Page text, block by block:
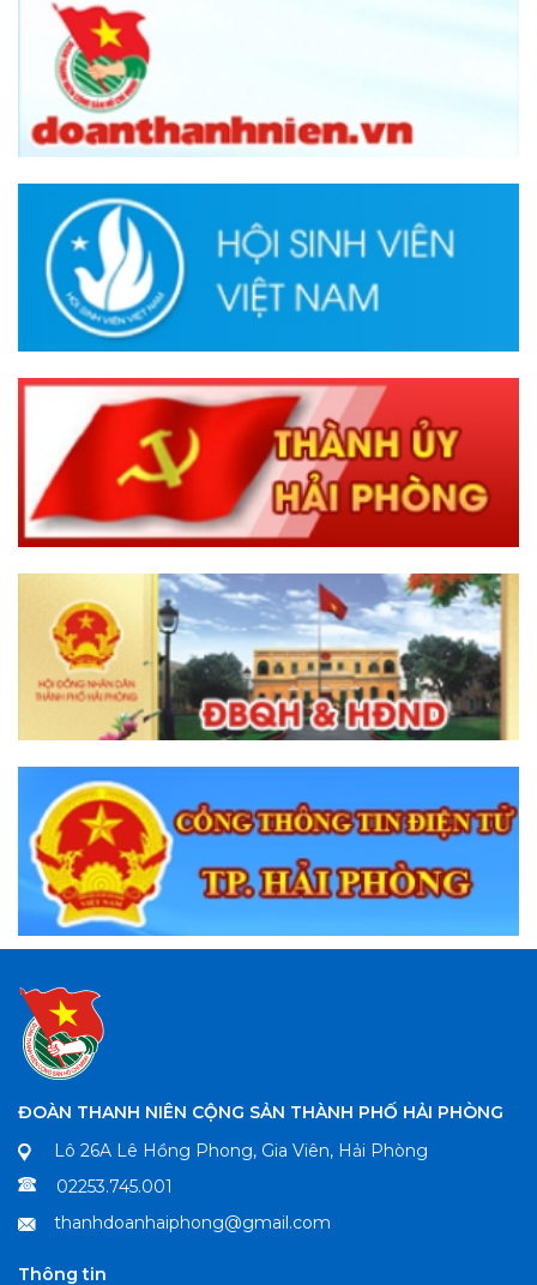
ĐOÀN THANH NIÊN CỘNG SẢN THÀNH PHỐ HẢI PHÒNG
Lô 26A Lê Hồng Phong, Gia Viên, Hải Phòng
02253.745.001
thanhdoanhaiphong@gmail.com
Thông tin